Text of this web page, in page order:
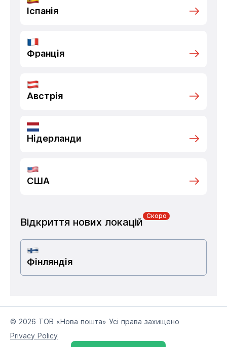
Іспанія
Франція
Австрія
Нідерланди
США
Відкриття нових локацій
Скоро
Фінляндія
© 2026 ТОВ «Нова пошта» Усі права захищено
Privacy Policy